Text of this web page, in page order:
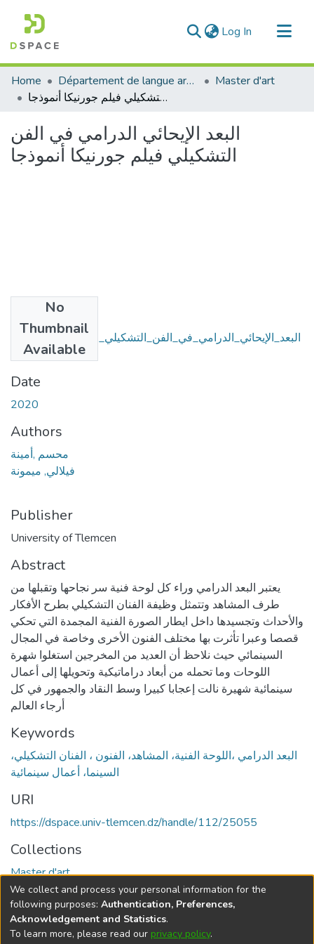
Log In (current)
Communities & Collections
All of DSpace
Home Département de langue arabe
Master d'art
البعد الإيحائي الدرامي في الفن التشكيلي فيلم جورنيكا أنموذجا
البعد الإيحائي الدرامي في الفن
التشكيلي فيلم جورنيكا أنموذجا
No
Thumbnail
Available
البعد_الإيحائي_الدرامي_في_الفن_التشكيلي_فيلم_جورنيكا_أنموذ
جا.pdf(4.1 MB)
Date
2020
Authors
محسم ,أمينة
فيلالي, ميمونة
Publisher
University of Tlemcen
Abstract
يعتبر البعد الدرامي وراء كل لوحة فنية سر نجاحها وتقبلها من
طرف المشاهد وتتمثل وظيفة الفنان التشكيلي بطرح الأفكار
والأحداث وتجسيدها داخل ايطار الصورة الفنية المجمدة التي تحكي
قصصا وعبرا تأثرت بها مختلف الفنون الأخرى وخاصة في المجال
السينمائي حيث نلاحظ أن العديد من المخرجين استغلوا شهرة
اللوحات وما تحمله من أبعاد دراماتيكية وتحويلها إلى أعمال
سينمائية شهيرة نالت إعجابا كبيرا وسط النقاد والجمهور في كل
أرجاء العالم
Keywords
البعد الدرامي ،اللوحة الفنية، المشاهد، الفنون ، الفنان التشكیلي،
السینما، أعمال سينمائية
URI
https://dspace.univ-tlemcen.dz/handle/112/25055
Collections
Master d'art
Full item page
We collect and process your personal information for the
following purposes: Authentication, Preferences,
Acknowledgement and Statistics.
To learn more, please read our privacy policy.